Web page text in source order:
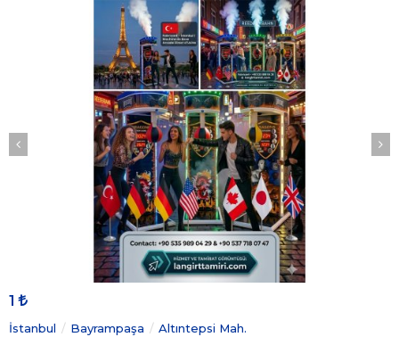
1
İstanbul Bayrampaşa
Altıntepsi Mah.